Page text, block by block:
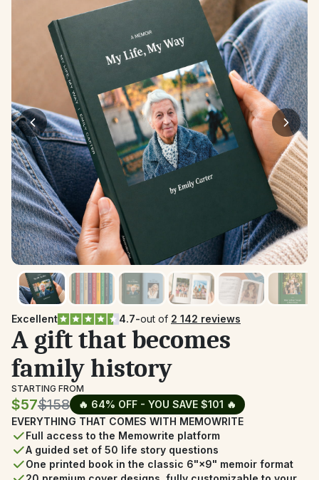
Excellent 4.7-out of 2 142 reviews
A gift that becomes
family history
STARTING FROM
$57$158
🔥 64% OFF - YOU SAVE $101 🔥
EVERYTHING THAT COMES WITH MEMOWRITE
Full access to the Memowrite platform
A guided set of 50 life story questions
One printed book in the classic 6"×9" memoir format